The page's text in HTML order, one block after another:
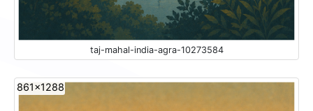
taj-mahal-india-agra-10273584
861x1288